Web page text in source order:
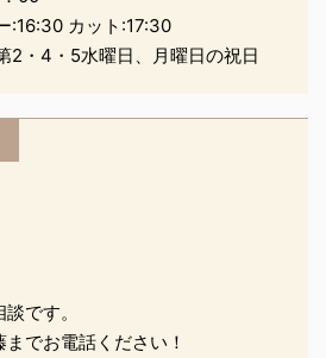
。
:16:30 カット:17:30
2・4・5水曜日、月曜日の祝日
です。
でお電話ください！